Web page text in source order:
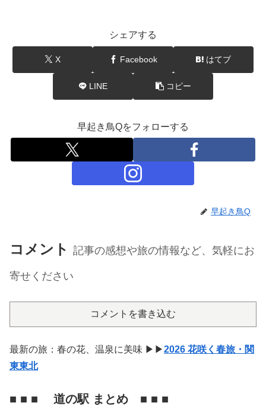
シェアする
X Facebook はてブ
LINE コピー
早起き鳥Qをフォローする
早起き鳥Q
コメント 記事の感想や旅の情報など、気軽にお
寄せください
コメントを書き込む
最新の旅：春の花、温泉に美味 ▶▶2026 花咲く春旅・関
東東北
■ ■ ■ 道の駅 まとめ ■ ■ ■